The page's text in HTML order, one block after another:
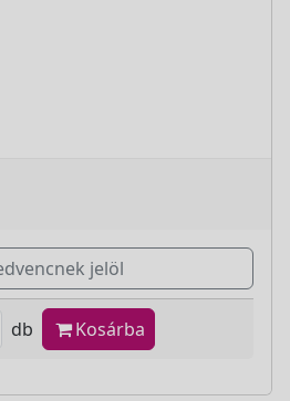
jelöl
db Kosárba